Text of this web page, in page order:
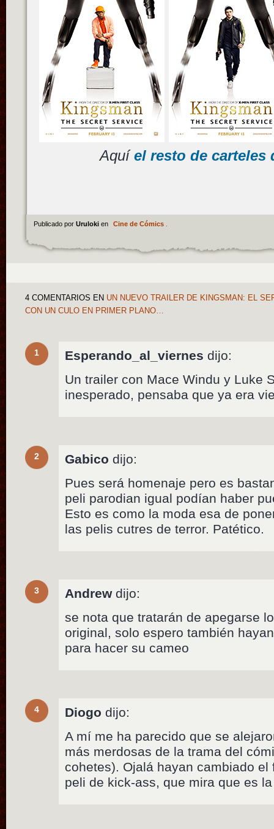
Aquíel resto de carteles
Publicado por Uruloki en Cine de Cómics.
4 COMENTARIOS EN UN NUEVO TRAILER DE KINGSMAN: EL
CON UN CULO EN PRIMER PLANO…
1 Esperando_al_viernes dijo:
Un trailer con Mace Windu y Luke
inesperado, pensaba que ya era
2 Gabico dijo:
Pues será homenaje pero es
peli parodian igual podían haber
Esto es como la moda esa de
las pelis cutres de terror. Patético.
3 Andrewdijo:
se nota que tratarán de apegarse
original, solo espero también
para hacer su cameo
4 Diogo dijo:
A mí me ha parecido que se
más merdosas de la trama del
cohetes). Ojalá hayan cambiado
peli de kick-ass, que mira que es